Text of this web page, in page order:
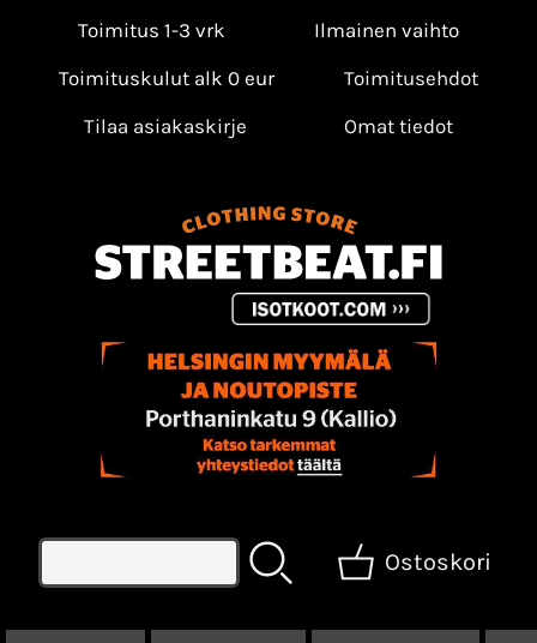
Toimitus 1-3 vrk
Ilmainen vaihto
Toimituskulut alk 0 eur
Toimitusehdot
Tilaa asiakaskirje
Omat tiedot
Ostoskori